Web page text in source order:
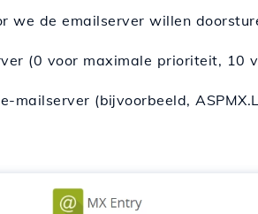
we de emailserver willen
(0 voor maximale prioriteit, 10
(bijvoorbeeld,